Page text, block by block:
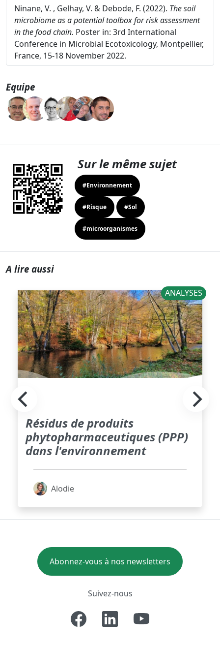
Ninane, V. , Gelhay, V. & Debode, F. (2022). The soil
microbiome as a potential toolbox for risk assessment
in the food chain. Poster in: 3rd International
Conference in Microbial Ecotoxicology, Montpellier,
France, 15-18 November 2022.
Equipe
Sur le même sujet
#Environnement
#Risque #Sol
#microorganismes
A lire aussi
ANALYSES
Résidus de produits
phytopharmaceutiques (PPP)
dans l'environnement
Alodie
Abonnez-vous à nos newsletters
Suivez-nous